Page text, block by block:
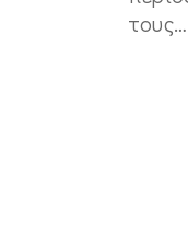
τους…